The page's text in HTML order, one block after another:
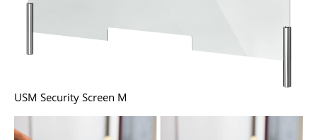
Schreibtischleuchten
Bodenleuchten
USM Security Screen M